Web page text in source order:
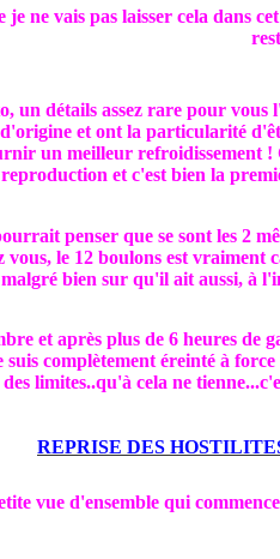
je ne vais pas laisser cela dans
un détails assez rare pour
et ont la particularité
un meilleur refroidissement
reproduction et c'est bien la
penser que se sont les 2
vous, le 12 boulons est vraiment
bien sur qu'il ait aussi, à
et après plus de 6 heures de
complètement éreinté à
limites..qu'à cela ne
REPRISE DES
vue d'ensemble qui